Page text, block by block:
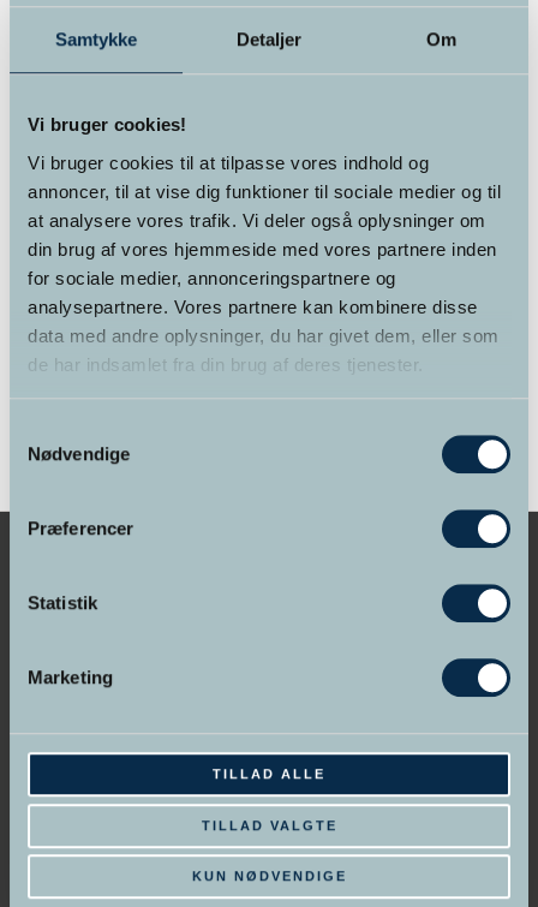
Samtykke Detaljer Om
Vi bruger cookies!
Vi bruger cookies til at tilpasse vores indhold og
annoncer, til at vise dig funktioner til sociale medier og til
at analysere vores trafik. Vi deler også oplysninger om
din brug af vores hjemmeside med vores partnere inden
for sociale medier, annonceringspartnere og
analysepartnere. Vores partnere kan kombinere disse
data med andre oplysninger, du har givet dem, eller som
de har indsamlet fra din brug af deres tjenester.
Nødvendige
Præferencer
Statistik
Marketing
TILLAD ALLE
TILLAD VALGTE
KUN NØDVENDIGE
Varekategorier
Foredrag (2)
Kurser (12)
Kurser for alle (6)
Online kursus (4)
(1)
Uddannelser (3)